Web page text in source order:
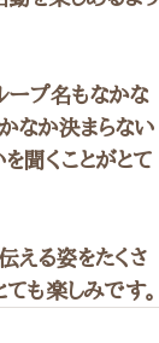
ープ名もなかな
なか決まらない
聞くことがとて
える姿をたくさ
も楽しみです。